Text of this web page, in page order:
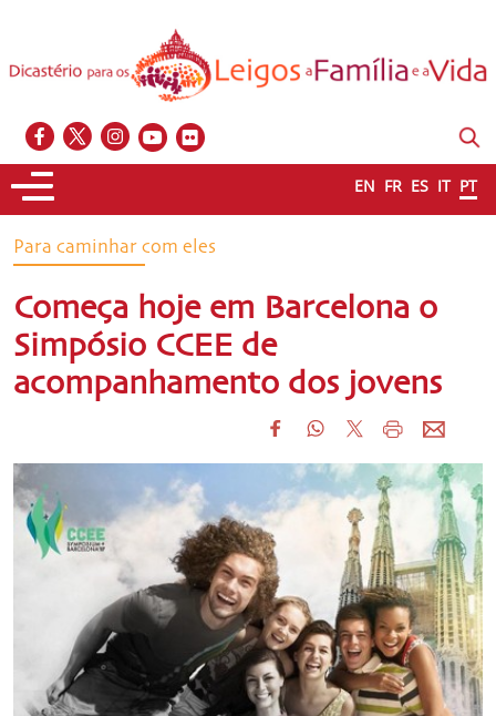
EN FR ES IT PT
Para caminhar com eles
Começa hoje em Barcelona o
Simpósio CCEE de
acompanhamento dos jovens